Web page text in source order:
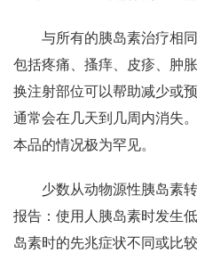
与所有的胰岛素治疗相
包括疼痛、搔痒、皮疹、肿
换注射部位可以帮助减少或
通常会在几天到几周内消失
本品的情况极为罕见。
少数从动物源性胰岛素
报告：使用人胰岛素时发生
岛素时的先兆症状不同或比较